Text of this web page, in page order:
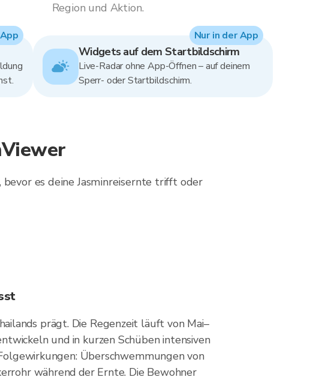
Region und Aktion.
Widgets auf dem Startbildschirm
Live-Radar ohne App-Öffnen – auf deinem
Sperr- oder Startbildschirm.
Nur in der App
es deine Jasminreisernte trifft oder
prägt. Die Regenzeit läuft von Mai–
und in kurzen Schüben intensiven
Überschwemmungen von
während der Ernte. Die Bewohner